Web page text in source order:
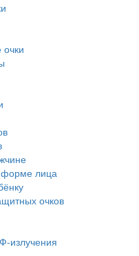
форме лица
очков
излучения